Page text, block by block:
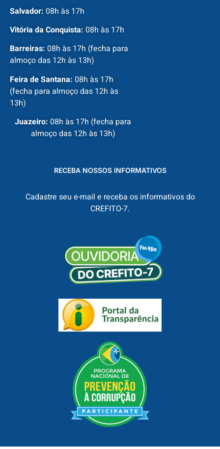
Salvador: 08h às 17h
Vitória da Conquista: 08h às 17h
Barreiras: 08h às 17h (fecha para
almoço das 12h às 13h)
Feira de Santana: 08h às 17h
(fecha para almoço das 12h às
13h)
Juazeiro: 08h às 17h (fecha para
almoço das 12h às 13h)
RECEBA NOSSOS INFORMATIVOS
Cadastre seu e-mail e receba os informativos do
CREFITO-7.